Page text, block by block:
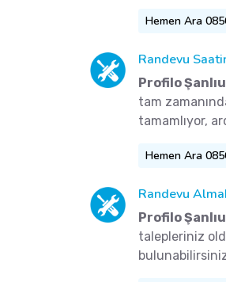
Hemen Ara
Randevu
Profilo
tam
tamamlıyor,
Hemen Ara
Randevu
Profilo
talepleriniz